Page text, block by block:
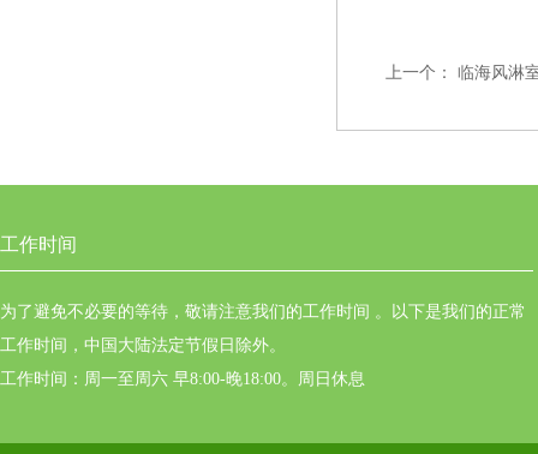
上一个： 临海风淋
工作时间
为了避免不必要的等待，敬请注意我们的工作时间 。以下是我们的正常
工作时间，中国大陆法定节假日除外。
工作时间：周一至周六 早8:00-晚18:00。周日休息